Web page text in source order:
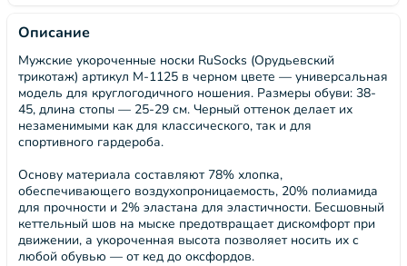
Описание
Мужские укороченные носки RuSocks (Орудьевский
трикотаж) артикул М-1125 в черном цвете — универсальная
модель для круглогодичного ношения. Размеры обуви: 38-
45, длина стопы — 25-29 см. Черный оттенок делает их
незаменимыми как для классического, так и для
спортивного гардероба.
Основу материала составляют 78% хлопка,
обеспечивающего воздухопроницаемость, 20% полиамида
для прочности и 2% эластана для эластичности. Бесшовный
кеттельный шов на мыске предотвращает дискомфорт при
движении, а укороченная высота позволяет носить их с
любой обувью — от кед до оксфордов.